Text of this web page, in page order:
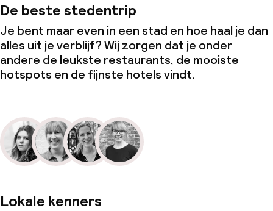
De beste stedentrip
Je bent maar even in een stad en hoe haal je dan
alles uit je verblijf? Wij zorgen dat je onder
andere de leukste restaurants, de mooiste
hotspots en de fijnste hotels vindt.
Lokale kenners